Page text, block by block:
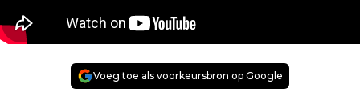
Voeg toe als voorkeursbron op Google